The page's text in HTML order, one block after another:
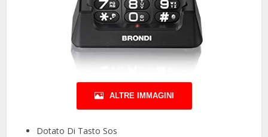
ALTRE IMMAGINI
Dotato Di Tasto Sos